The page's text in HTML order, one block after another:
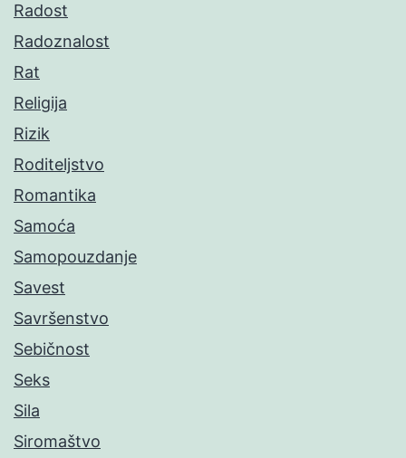
Radost
Radoznalost
Rat
Religija
Rizik
Roditeljstvo
Romantika
Samoća
Samopouzdanje
Savest
Savršenstvo
Sebičnost
Seks
Sila
Siromaštvo